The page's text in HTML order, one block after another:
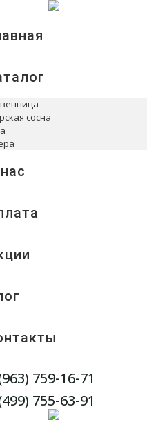
сосна
759-16-71
755-63-91